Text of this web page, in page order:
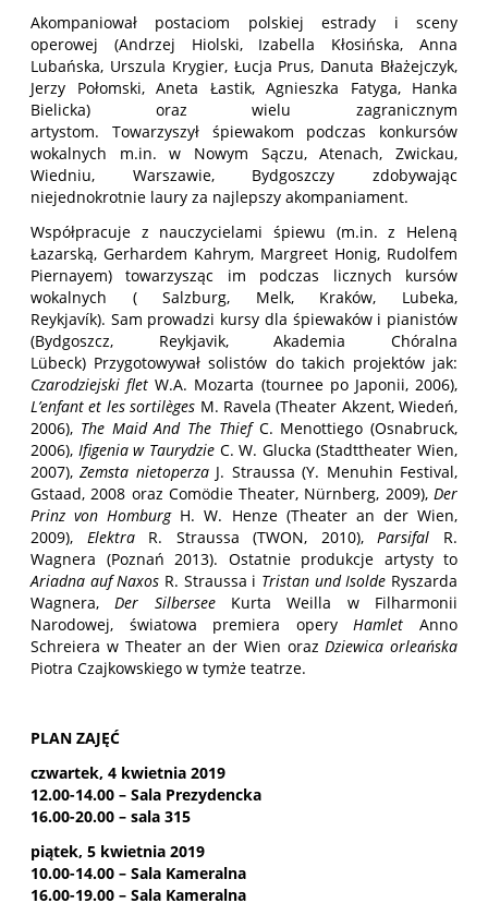
Akompaniował postaciom polskiej estrady i sceny
operowej (Andrzej Hiolski, Izabella Kłosińska, Anna
Lubańska, Urszula Krygier, Łucja Prus, Danuta Błażejczyk,
Jerzy Połomski, Aneta Łastik, Agnieszka Fatyga, Hanka
Bielicka) oraz wielu zagranicznym
artystom. Towarzyszył śpiewakom podczas konkursów
wokalnych m.in. w Nowym Sączu, Atenach, Zwickau,
Wiedniu, Warszawie, Bydgoszczy zdobywając
niejednokrotnie laury za najlepszy akompaniament.
Współpracuje z nauczycielami śpiewu (m.in. z Heleną
Łazarską, Gerhardem Kahrym, Margreet Honig, Rudolfem
Piernayem) towarzysząc im podczas licznych kursów
wokalnych ( Salzburg, Melk, Kraków, Lubeka,
Reykjavík). Sam prowadzi kursy dla śpiewaków i pianistów
(Bydgoszcz, Reykjavik, Akademia Chóralna
Lübeck) Przygotowywał solistów do takich projektów jak:
Czarodziejski flet W.A. Mozarta (tournee po Japonii, 2006),
L’enfant et les sortilèges M. Ravela (Theater Akzent, Wiedeń,
2006), The Maid And The ThiefC. Menottiego (Osnabruck,
2006), Ifigenia w TaurydzieC. W. Glucka (Stadttheater Wien,
2007),Zemsta nietoperzaJ. Straussa (Y. Menuhin Festival,
Gstaad, 2008 oraz Comödie Theater, Nürnberg, 2009), Der
Prinz von HomburgH. W. Henze (Theater an der Wien,
2009), ElektraR. Straussa (TWON, 2010),Parsifal R.
Wagnera (Poznań 2013). Ostatnie produkcje artysty to
Ariadna auf Naxos R. Straussa i Tristan und Isolde Ryszarda
Wagnera,Der SilberseeKurta Weilla w Filharmonii
Narodowej, światowa premiera operyHamlet Anno
Schreiera w Theater an der Wien orazDziewica orleańska
Piotra Czajkowskiego w tymże teatrze.
PLAN ZAJĘĆ
czwartek, 4 kwietnia 2019
12.00-14.00 – Sala Prezydencka
16.00-20.00 – sala 315
piątek, 5 kwietnia 2019
10.00-14.00 – Sala Kameralna
16.00-19.00 – Sala Kameralna